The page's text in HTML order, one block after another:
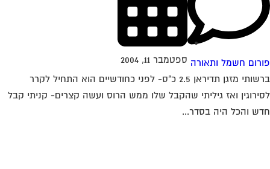
חשמל ותאורה ספטמבר 11, 2004
ברשותי מזגן תדיראן 2.5 כ"ס- לפני כחודשיים הוא התחיל לקרר
ואז גיליתי שהקבל שלו ממש הרוס ועשה קצרים- קניתי קבל
והכל היה בסדר...